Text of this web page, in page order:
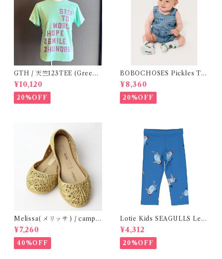
GTH / 天竺123TEE (Green)
/ Size 1
¥10,120
20%OFF
BOBOCHOSES Pickles Th
e Dog all over denim plays
uit /9-24m
¥8,360
20%OFF
Melissa( メリッサ ) / campa
na ( Gold )28-33
¥7,260
40%OFF
Lotie Kids SEAGULLS Leg
gings ( 6m- 24m )
¥4,312
20%OFF